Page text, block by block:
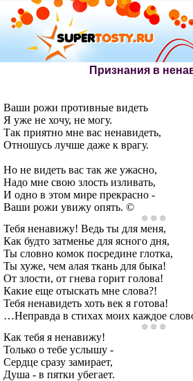
Признания в
Ваши рожи противные видеть
Я уже не хочу, не могу.
Так приятно мне вас ненавидеть,
Отношусь лучше даже к врагу.
Но не видеть вас так же ужасно,
Надо мне свою злость изливать,
И одно в этом мире прекрасно -
Ваши рожи увижу опять. ©
Тебя ненавижу! Ведь ты для меня,
Как будто затменье для ясного дня,
Ты словно комок посредине глотка,
Ты хуже, чем алая ткань для быка!
От злости, от гнева горит голова!
Какие еще отыскать мне слова?!
Тебя ненавидеть хоть век я готова!
…Неправда в стихах моих каждое
Как тебя я ненавижу!
Только о тебе услышу -
Сердце сразу замирает,
Душа - в пятки убегает.